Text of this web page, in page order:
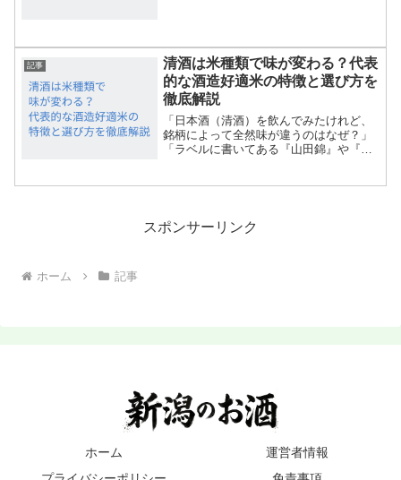
めの飲み方について詳しく解説...
記事
清酒は米種類で味が変わる？代表
的な酒造好適米の特徴と選び方を
徹底解説
「日本酒（清酒）を飲んでみたけれど、
銘柄によって全然味が違うのはなぜ？」
「ラベルに書いてある『山田錦』や『五
スポンサーリンク
ホーム 記事
ホーム
運営者情報